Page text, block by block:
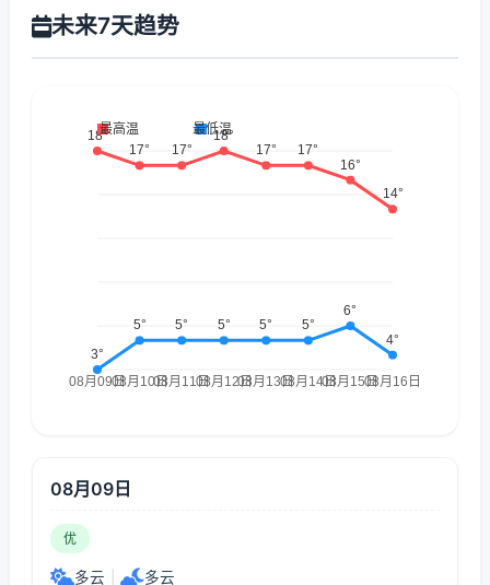
未来7天趋势
08月09日
优
多云 多云